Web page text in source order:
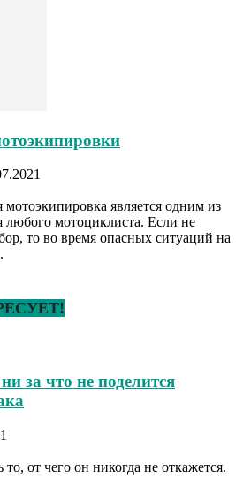
является одним из
мотоциклиста. Если не
то во время опасных ситуаций на
за что не поделится
от чего он никогда не откажется.